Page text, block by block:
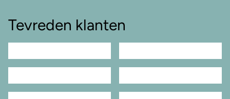
Tevreden klanten